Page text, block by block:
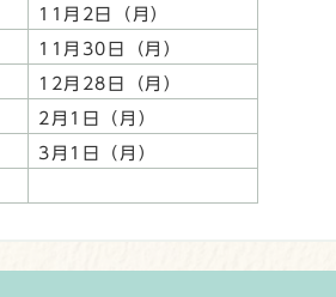
11月2日（月）
11月30日（月）
12月28日（月）
2月1日（月）
3月1日（月）